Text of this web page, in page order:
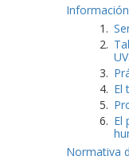
El
El
Normativa